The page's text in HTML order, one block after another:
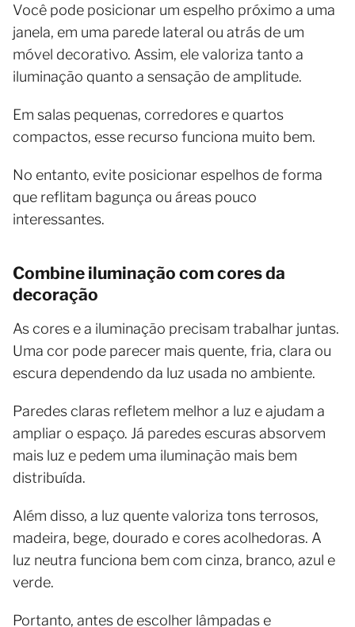
Você pode posicionar um espelho próximo a uma
janela, em uma parede lateral ou atrás de um
móvel decorativo. Assim, ele valoriza tanto a
iluminação quanto a sensação de amplitude.
Em salas pequenas, corredores e quartos
compactos, esse recurso funciona muito bem.
No entanto, evite posicionar espelhos de forma
que reflitam bagunça ou áreas pouco
interessantes.
Combine iluminação com cores da
decoração
As cores e a iluminação precisam trabalhar juntas.
Uma cor pode parecer mais quente, fria, clara ou
escura dependendo da luz usada no ambiente.
Paredes claras refletem melhor a luz e ajudam a
ampliar o espaço. Já paredes escuras absorvem
mais luz e pedem uma iluminação mais bem
distribuída.
Além disso, a luz quente valoriza tons terrosos,
madeira, bege, dourado e cores acolhedoras. A
luz neutra funciona bem com cinza, branco, azul e
verde.
Portanto, antes de escolher lâmpadas e